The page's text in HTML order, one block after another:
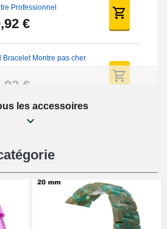
Professionnel
€
Bracelet Montre pas cher
€
Montre Débutant
€
à Coulisse Numérique
€
les accessoires